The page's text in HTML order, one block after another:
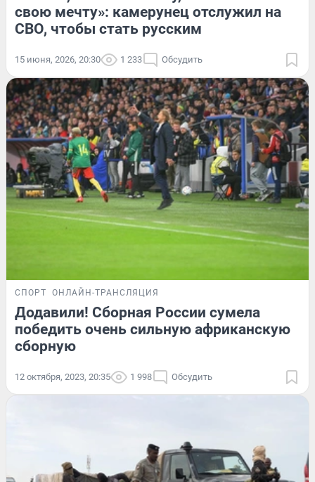
свою мечту»: камерунец отслужил на
СВО, чтобы стать русским
15 июня, 2026, 20:30 1 233 Обсудить
СПОРТ ОНЛАЙН-ТРАНСЛЯЦИЯ
Додавили! Сборная России сумела
победить очень сильную африканскую
сборную
12 октября, 2023, 20:35 1 998 Обсудить